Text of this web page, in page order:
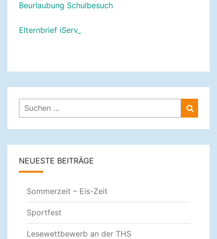
Beurlaubung Schulbesuch
Elternbrief iServ_
Suchen
nach:
NEUESTE BEITRÄGE
Sommerzeit – Eis-Zeit
Sportfest
Lesewettbewerb an der THS